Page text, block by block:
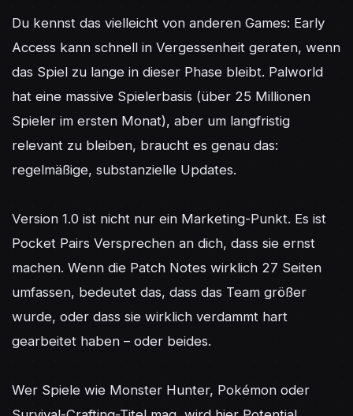
Du kennst das vielleicht von anderen Games: Early
Access kann schnell in Vergessenheit geraten, wenn
das Spiel zu lange in dieser Phase bleibt. Palworld
hat eine massive Spielerbasis (über 25 Millionen
Spieler im ersten Monat), aber um langfristig
relevant zu bleiben, braucht es genau das:
regelmäßige, substanzielle Updates.
Version 1.0 ist nicht nur ein Marketing-Punkt. Es ist
Pocket Pairs Versprechen an dich, dass sie ernst
machen. Wenn die Patch Notes wirklich 27 Seiten
umfassen, bedeutet das, dass das Team größer
wurde, oder dass sie wirklich verdammt hart
gearbeitet haben – oder beides.
Wer Spiele wie Monster Hunter, Pokémon oder